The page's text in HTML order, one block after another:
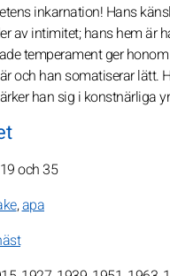
inkarnation! Hans
av intimitet; hans hem är
temperament ger
och han somatiserar
han sig i konstnärliga
och 35
,apa